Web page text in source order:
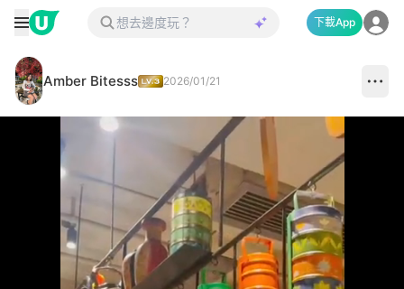
下載App
Amber Bitesss 2026/01/21